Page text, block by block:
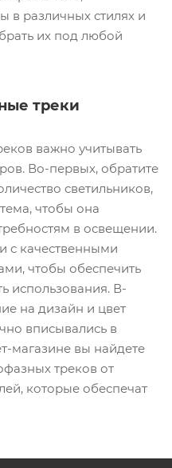
в различных стилях и
их под любой
треки
важно учитывать
Во-первых, обратите
светильников,
чтобы она
в освещении.
с качественными
чтобы обеспечить
использования. В-
на дизайн и цвет
вписывались в
магазине вы найдете
треков от
которые обеспечат